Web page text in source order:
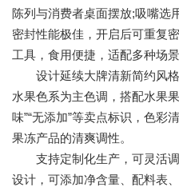
陈列与消费者桌面摆放;吸嘴选
密封性能极佳，开启后可重复
工具，食用便捷，适配多种场景
设计延续大牌清新简约风格
水果色系为主色调，搭配水果
味”“无添加”等卖点标识，色彩
果冻产品的清爽调性。
支持定制化生产，可灵活调
设计，可添加净含量、配料表